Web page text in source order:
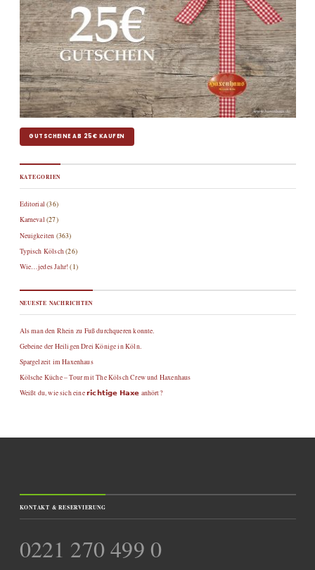
GUTSCHEINE AB 25€ KAUFEN
KATEGORIEN
Editorial (36)
Karneval (27)
Neuigkeiten (363)
Typisch Kölsch(26)
Wie…jedes Jahr!(1)
NEUESTE NACHRICHTEN
Als man den Rhein zu Fuß durchqueren konnte.
Gebeine der Heiligen Drei Könige in Köln.
Spargelzeit im Haxenhaus
Kölsche Küche – Tour mit The Kölsch Crew und Haxenhaus
Weißt du, wie sich eine 𝗿𝗶𝗰𝗵𝘁𝗶𝗴𝗲 𝗛𝗮𝘅𝗲 anhört?
KONTAKT & RESERVIERUNG
0221 270 499 0